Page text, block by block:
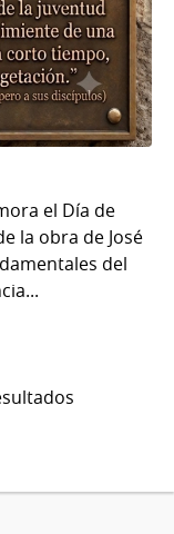
el Día de
la obra de José
del